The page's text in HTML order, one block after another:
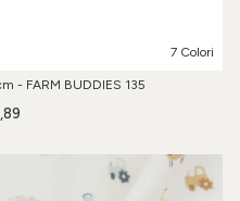
7 Colori
- FARM BUDDIES 135